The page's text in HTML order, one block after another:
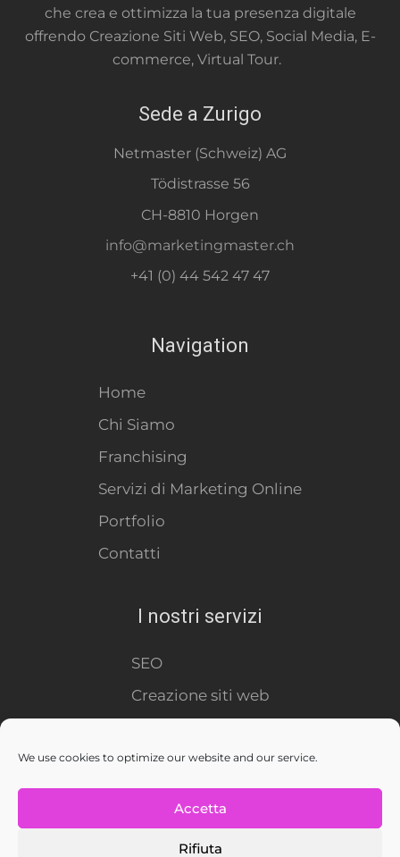
We use cookies to optimize our website and our service.
Accetta
Rifiuta
che crea e ottimizza la tua presenza digitale
offrendo Creazione Siti Web, SEO, Social Media, E-
commerce, Virtual Tour.
Sede a Zurigo
Netmaster (Schweiz) AG
Tödistrasse 56
CH-8810 Horgen
info@marketingmaster.ch
+41 (0) 44 542 47 47
Navigation
Home
Chi Siamo
Franchising
Servizi di Marketing Online
Portfolio
Contatti
I nostri servizi
SEO
Creazione siti web
Social Media
E-Commerce